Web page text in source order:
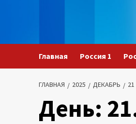
Главная Россия 1
ГЛАВНАЯ 2025 ДЕКАБРЬ 21
День: